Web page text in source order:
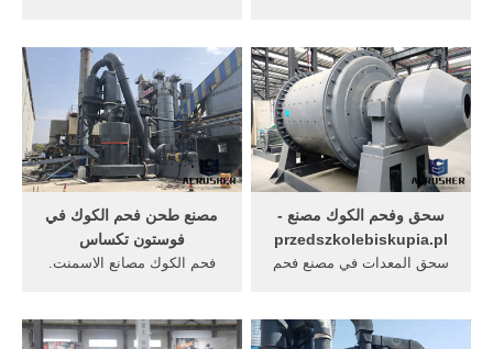
مصنع فرن فحم الكوك.
الدردشة الآن+ faqa بيع
الكسارات والمعدات الثقيله
الامارات Page 193.
المصنعة محطم الذهب في
طاحونة فحم الكوك معدات خط
تصني فحم, سحق المعدات في
مصنع, نماذج الذه
مصنع طحن فحم الكوك في
فوستون تكساس
فحم الكوك مصانع الاسمنت.
فرن الصهر الشاشة 187 سحق
سحق وفحم الكوك مصنع -
przedszkolebiskupia.pl
سحق المعدات في مصنع فحم
حجر طحن ويستعمل الفحم